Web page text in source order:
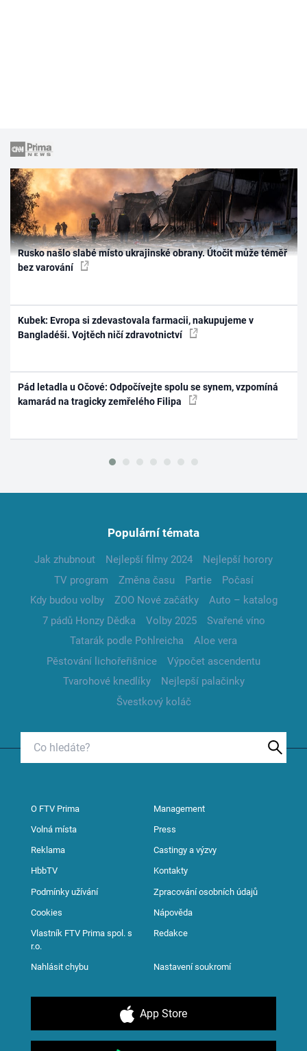
Rusko našlo slabé místo ukrajinské obrany. Útočit může téměř
bez varování
Kubek: Evropa si zdevastovala farmacii, nakupujeme v
Bangladéši. Vojtěch ničí zdravotnictví
Pád letadla u Očové: Odpočívejte spolu se synem, vzpomíná
kamarád na tragicky zemřelého Filipa
Populární témata
Jak zhubnout Nejlepší filmy 2024
Nejlepší horory
TV program
Změna času Partie
Počasí
Kdy budou volby
ZOO Nové začátky
Auto – katalog
7 pádů Honzy Dědka
Volby 2025
Svařené víno
Tatarák podle Pohlreicha
Aloe vera
Pěstování lichořeřišnice
Výpočet ascendentu
Tvarohové knedlíky
Nejlepší palačinky
Švestkový koláč
O FTV Prima Management
Volná místa Press
Reklama Castingy a výzvy
HbbTV Kontakty
Podmínky užívání Zpracování osobních údajů
Cookies Nápověda
Vlastník FTV Prima spol. s
r.o.
Redakce
Nahlásit chybu Nastavení soukromí
App Store